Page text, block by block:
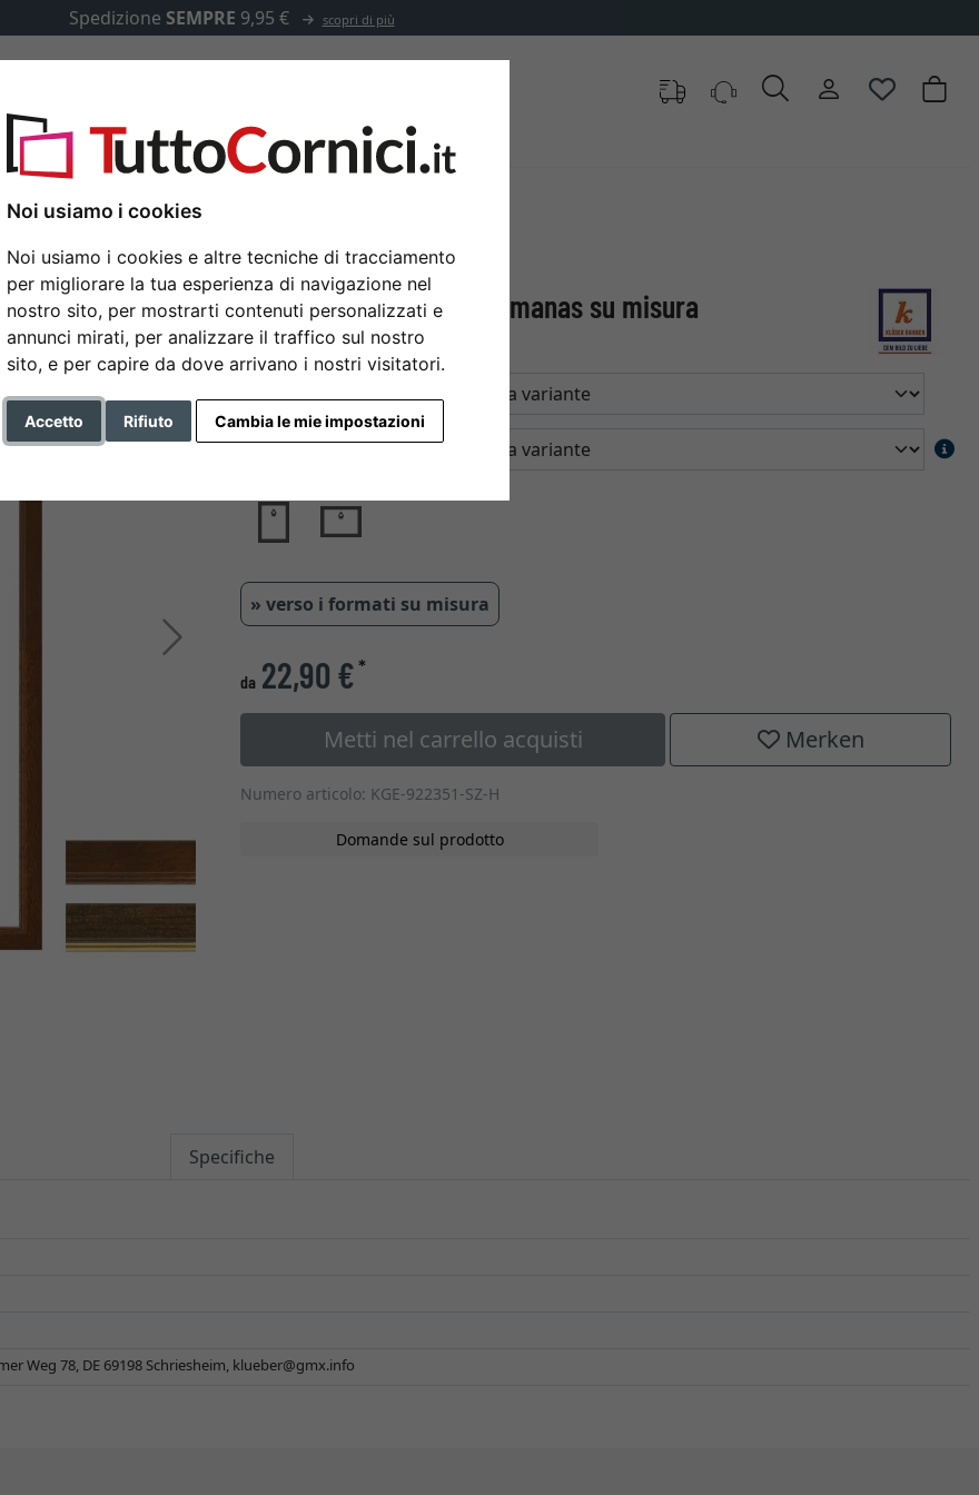
Noi usiamo i cookies
Noi usiamo i cookies e altre tecniche di tracciamento
per migliorare la tua esperienza di navigazione nel
nostro sito, per mostrarti contenuti personalizzati e
annunci mirati, per analizzare il traffico sul nostro
sito, e per capire da dove arrivano i nostri visitatori.
Accetto Rifiuto Cambia le mie impostazioni
Spedizione SEMPRE 9,95 € scopri di più
Passepartout Accessori
Avanti
Cornice in legno Dos Hermanas su misura
Colore
Tipo di vetro
» verso i formati su misura
da 22,90 €*
Metti nel carrello acquisti Merken
Numero articolo: KGE-922351-SZ-H
Domande sul prodotto
Specifiche
Weg 78, DE 69198 Schriesheim, klueber@gmx.info